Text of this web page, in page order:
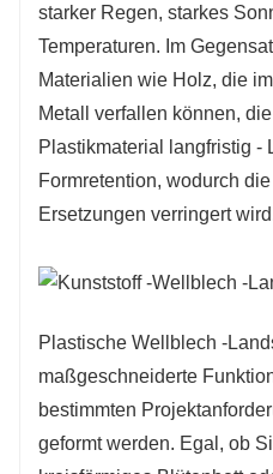
starker Regen, starkes
Temperaturen. Im
Materialien wie Holz, die
Metall verfallen können,
Plastikmaterial langfristig -
Formretention, wodurch
Ersetzungen verringert
Plastische Wellblech -
maßgeschneiderte
bestimmten
geformt werden. Egal, ob